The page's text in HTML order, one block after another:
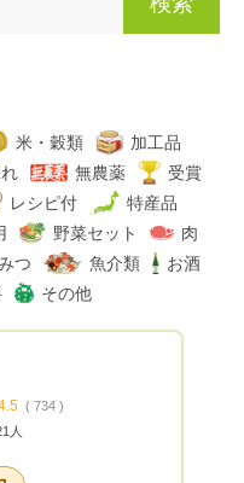
米・穀類
加工品
無農薬
受賞
レシピ付
特産品
野菜セット
肉
つ 魚介類
お酒
その他
( 734 )
人